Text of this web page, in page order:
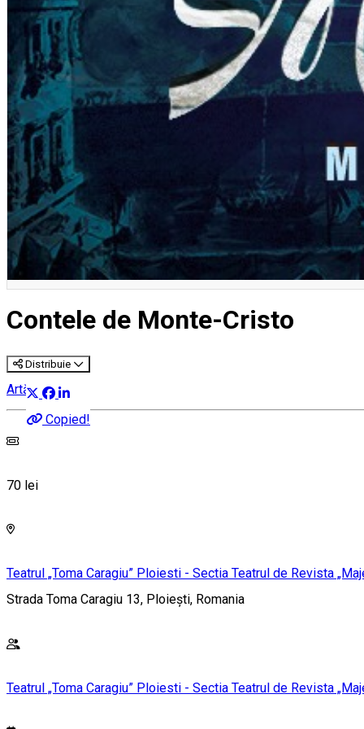
Contele de Monte-Cristo
Distribuie
Copied!
Artă
70 lei
Teatrul „Toma Caragiu” Ploiesti - Sectia Teatrul de Revista
Strada Toma Caragiu 13, Ploiești, Romania
Teatrul „Toma Caragiu” Ploiesti - Sectia Teatrul de Revista